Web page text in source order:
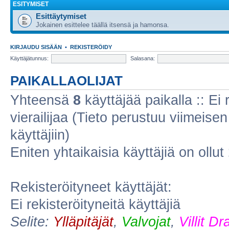
ESITYMISET
Esittäytymiset
Jokainen esittelee täällä itsensä ja hamonsa.
KIRJAUDU SISÄÄN • REKISTERÖIDY
Käyttäjätunnus:
Salasana:
PAIKALLAOLIJAT
Yhteensä 8 käyttäjää paikalla :: Ei
vierailijaa (Tieto perustuu
käyttäjiin)
Eniten yhtaikaisia käyttäjiä on ollut
Rekisteröityneet käyttäjät:
Ei rekisteröityneitä käyttäjiä
Selite: Ylläpitäjät, Valvojat, Villit